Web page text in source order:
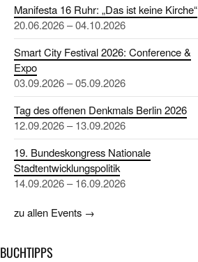
Manifesta 16 Ruhr: „Das ist keine Kirche“
20.06.2026 – 04.10.2026
Smart City Festival 2026: Conference &
Expo
03.09.2026 – 05.09.2026
Tag des offenen Denkmals Berlin 2026
12.09.2026 – 13.09.2026
19. Bundeskongress Nationale
Stadtentwicklungspolitik
14.09.2026 – 16.09.2026
zu allen Events →
BUCHTIPPS